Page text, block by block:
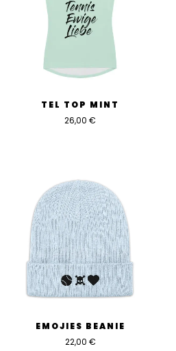
TEL TOP MINT
26,00 €
EMOJIES BEANIE
22,00 €